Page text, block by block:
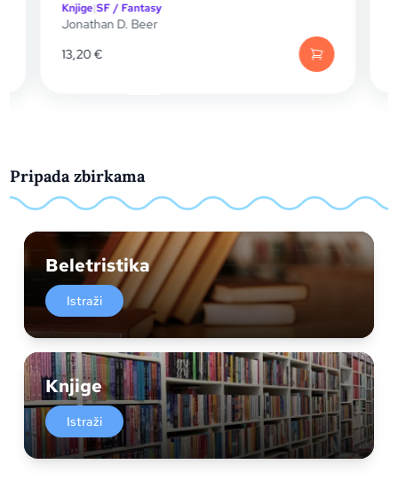
Knjige|SF / Fantasy
Jonathan D. Beer
13,20€
Pripada zbirkama
Beletristika
Istraži
Knjige
Istraži